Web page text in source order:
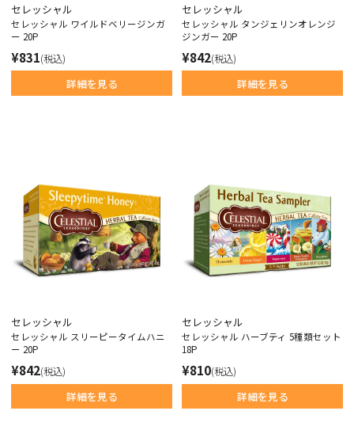
セレッシャル
セレッシャル ワイルドベリージンガ
ー 20P
¥831(税込)
詳細を見る
セレッシャル
セレッシャル タンジェリンオレンジ
ジンガー 20P
¥842(税込)
詳細を見る
セレッシャル
セレッシャル スリーピータイムハニ
ー 20P
¥842(税込)
詳細を見る
セレッシャル
セレッシャル ハーブティ 5種類セット
18P
¥810(税込)
詳細を見る